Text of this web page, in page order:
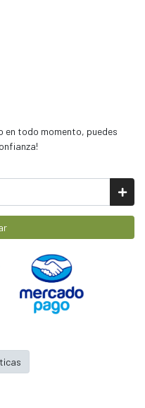
en todo momento, puedes